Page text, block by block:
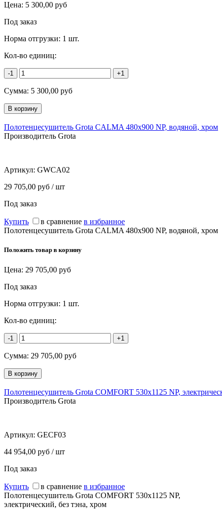
Цена: 5 300,00 руб
Под заказ
Норма отгрузки: 1 шт.
Кол-во единиц:
-1 +1
Сумма: 5 300,00 руб
Полотенцесушитель Grota CALMA 480x900 NP, водяной, хром
Производитель Grota
Артикул: GWCA02
29 705,00 руб / шт
Под заказ
Купить в сравнение в избранное
Полотенцесушитель Grota CALMA 480x900 NP, водяной, хром
Положить товар в корзину
Цена: 29 705,00 руб
Под заказ
Норма отгрузки: 1 шт.
Кол-во единиц:
-1 +1
Сумма: 29 705,00 руб
Полотенцесушитель Grota COMFORT 530х1125 NP,
Производитель Grota
Артикул: GECF03
44 954,00 руб / шт
Под заказ
Купить в сравнение в избранное
Полотенцесушитель Grota COMFORT 530х1125 NP,
электрический, без тэна, хром